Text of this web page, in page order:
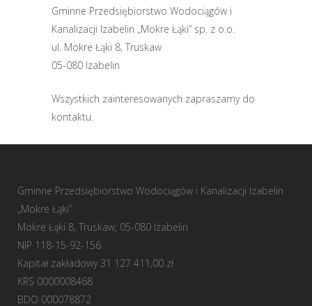
Gminne Przedsiębiorstwo Wodociągów i
Kanalizacji Izabelin „Mokre Łąki” sp. z o.o.
ul. Mokre Łąki 8, Truskaw
05-080 Izabelin
Wszystkich zainteresowanych zapraszamy do
kontaktu.
Gminne Przedsiębiorstwo Wodociągów i Kanalizacji Izabelin
„Mokre Łąki”
Mokre Łąki 8, Truskaw, 05-080 Izabelin
NIP 118-15-92-156
Kapitał zakładowy 31 127 411,00 zł
KRS 0000008468
BDO 000078872